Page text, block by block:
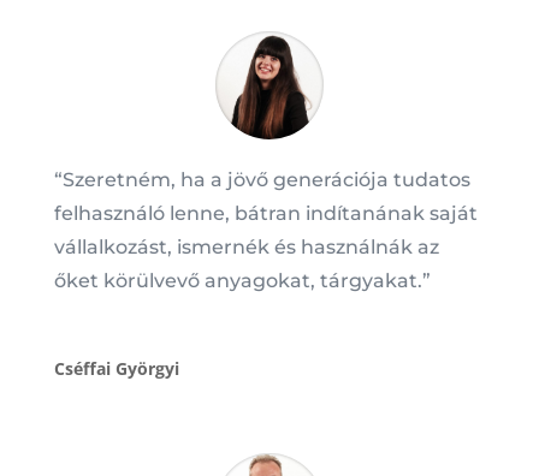
“Szeretném, ha a jövő generációja tudatos
felhasználó lenne, bátran indítanának saját
vállalkozást, ismernék és használnák az
őket körülvevő anyagokat, tárgyakat.”
Cséffai Györgyi